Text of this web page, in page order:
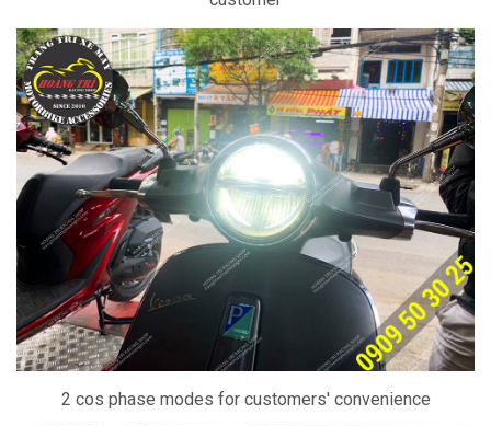
2 cos phase modes for customers' convenience